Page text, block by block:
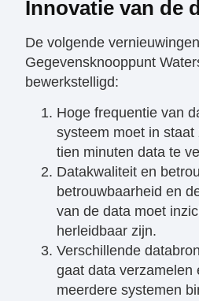
Innovatie van de
De volgende
Gegevensknooppunt
bewerkstelligd:
Hoge frequentie van
systeem moet in
tien minuten data te
Datakwaliteit en
betrouwbaarheid en
van de data moet
herleidbaar zijn.
Verschillende
gaat data verzamelen
meerdere systemen